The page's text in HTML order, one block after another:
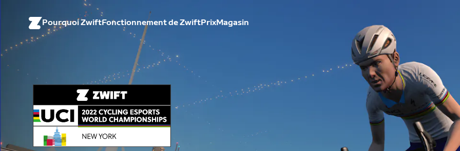
Pourquoi ZwiftFonctionnement de ZwiftPrixMagasin